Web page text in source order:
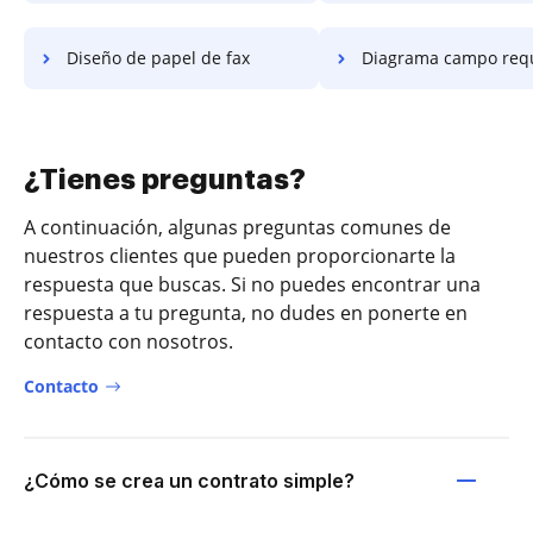
Diseño de papel de fax Diagrama campo
¿Tienes preguntas?
A continuación, algunas preguntas comunes de
nuestros clientes que pueden proporcionarte la
respuesta que buscas. Si no puedes encontrar una
respuesta a tu pregunta, no dudes en ponerte en
contacto con nosotros.
Contacto
¿Cómo se crea un contrato simple?